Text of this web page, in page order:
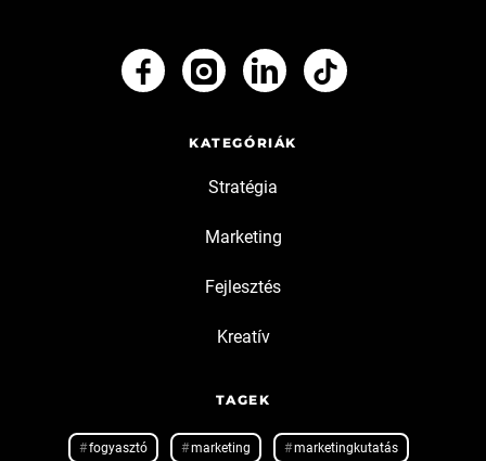
KATEGÓRIÁK
Stratégia
Marketing
Fejlesztés
Kreatív
TAGEK
fogyasztó marketing marketingkutatás